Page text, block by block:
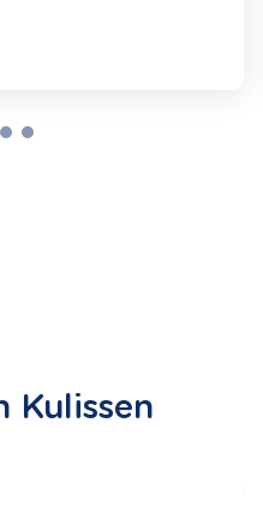
Kulissen